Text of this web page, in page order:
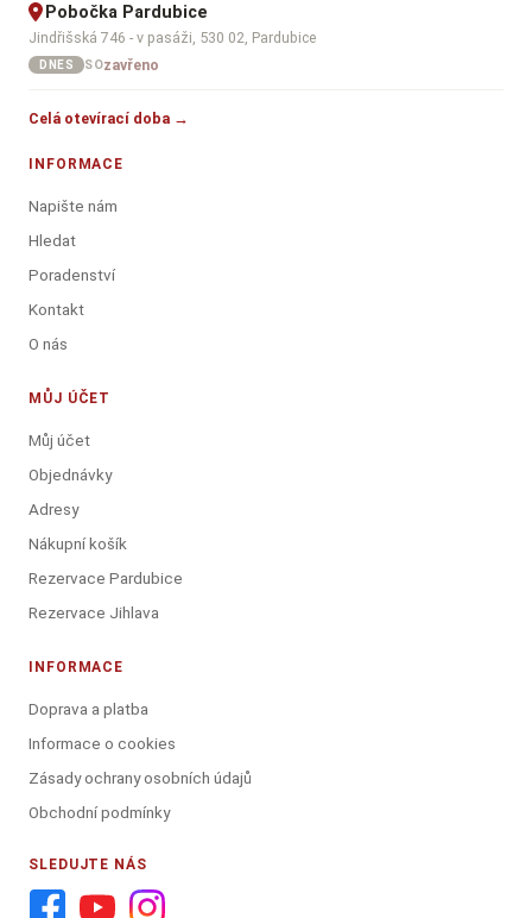
Pobočka Pardubice
Jindřišská 746 - v pasáži, 530 02, Pardubice
DNES SOzavřeno
Celá otevírací doba →
INFORMACE
Napište nám
Hledat
Poradenství
Kontakt
O nás
MŮJ ÚČET
Můj účet
Objednávky
Adresy
Nákupní košík
Rezervace Pardubice
Rezervace Jihlava
INFORMACE
Doprava a platba
Informace o cookies
Zásady ochrany osobních údajů
Obchodní podmínky
SLEDUJTE NÁS